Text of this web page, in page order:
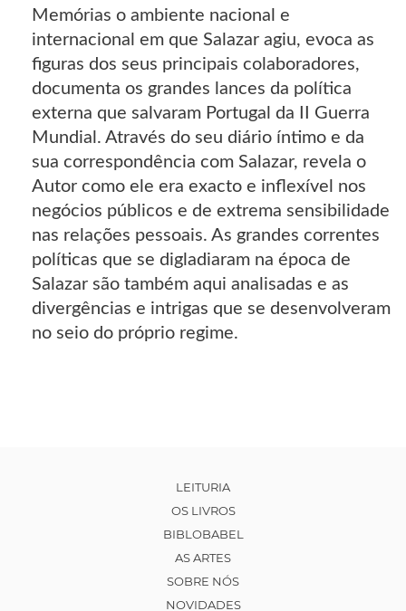
Memórias o ambiente nacional e
internacional em que Salazar agiu, evoca as
figuras dos seus principais colaboradores,
documenta os grandes lances da política
externa que salvaram Portugal da II Guerra
Mundial. Através do seu diário íntimo e da
sua correspondência com Salazar, revela o
Autor como ele era exacto e inflexível nos
negócios públicos e de extrema sensibilidade
nas relações pessoais. As grandes correntes
políticas que se digladiaram na época de
Salazar são também aqui analisadas e as
divergências e intrigas que se desenvolveram
no seio do próprio regime.
LEITURIA
OS LIVROS
BIBLOBABEL
AS ARTES
SOBRE NÓS
NOVIDADES